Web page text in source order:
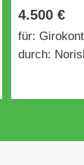
4.500 €
für:
durch: